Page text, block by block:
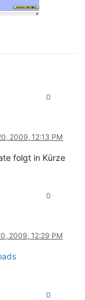
0
2009, 12:13 PM
folgt in Kürze
0
2009, 12:29 PM
0